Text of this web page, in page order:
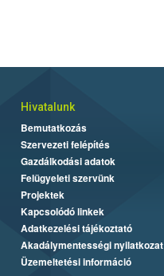
Hivatalunk
Bemutatkozás
Szervezeti felépítés
Gazdálkodási adatok
Felügyeleti szervünk
Projektek
Kapcsolódó linkek
Adatkezelési tájékoztató
Akadálymentességi nyilatkozat
Üzemeltetési információ